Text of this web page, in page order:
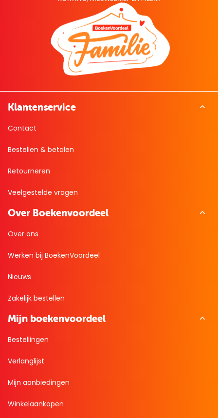
Klantenservice
Contact
Bestellen & betalen
Retourneren
Veelgestelde vragen
Over Boekenvoordeel
Over ons
Werken bij BoekenVoordeel
Nieuws
Zakelijk bestellen
Mijn boekenvoordeel
Bestellingen
Verlanglijst
Mijn aanbiedingen
Winkelaankopen